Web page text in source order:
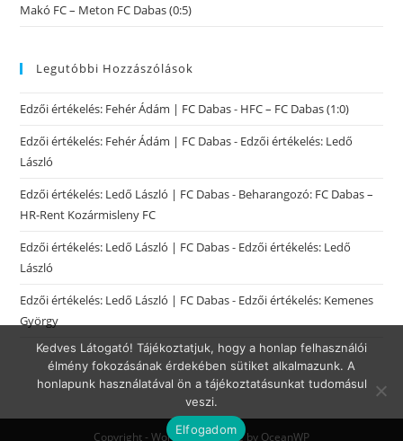
Makó FC – Meton FC Dabas (0:5)
Legutóbbi Hozzászólások
Edzői értékelés: Fehér Ádám | FC Dabas- HFC – FC Dabas (1:0)
Edzői értékelés: Fehér Ádám | FC Dabas- Edzői értékelés: Ledő
László
Edzői értékelés: Ledő László | FC Dabas- Beharangozó: FC Dabas –
HR-Rent Kozármisleny FC
Edzői értékelés: Ledő László | FC Dabas- Edzői értékelés: Ledő
László
Edzői értékelés: Ledő László | FC Dabas- Edzői értékelés: Kemenes
György
Copyright - WordPress Theme by OceanWP
Kedves Látogató! Tájékoztatjuk, hogy a honlap felhasználói
élmény fokozásának érdekében sütiket alkalmazunk. A
honlapunk használatával ön a tájékoztatásunkat tudomásul
veszi.
Elfogadom